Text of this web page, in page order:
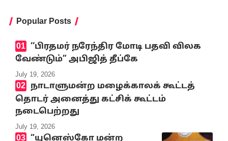
Popular Posts
‘‘பிரதமர் நரேந்திர மோடி பதவி விலக
வேண்டும்” அபிஜித் தீப்கே
July 19, 2026
நாடாளுமன்ற மழைக்காலக் கூட்டத்
தொடர் அனைத்து கட்சிக் கூட்டம்
நடைபெற்றது
July 19, 2026
“யுனெஸ்கோ மன்ற